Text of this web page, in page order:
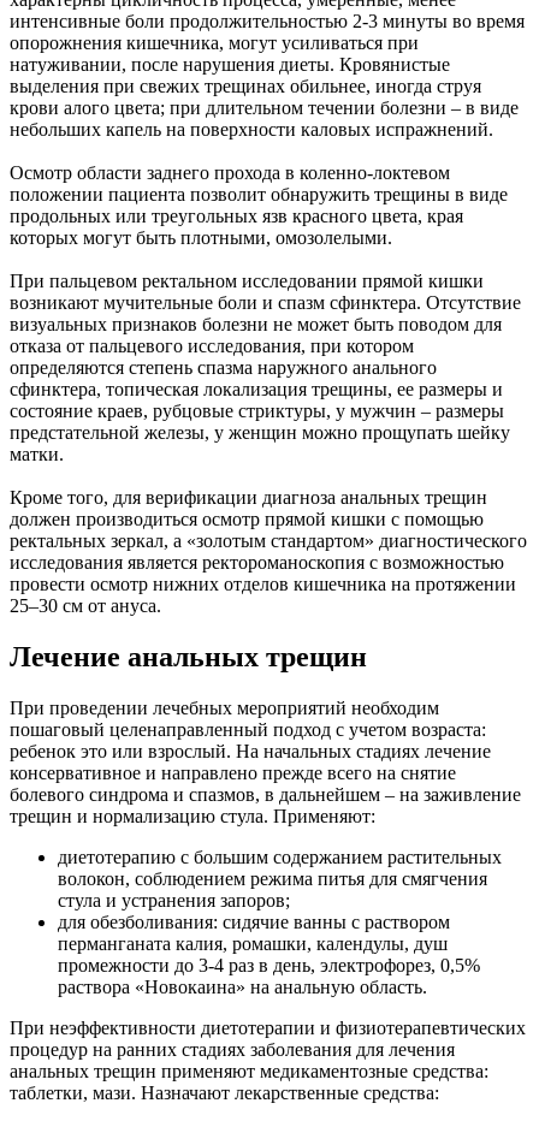
интенсивные боли продолжительностью 2-3 минуты во время
опорожнения кишечника, могут усиливаться при
натуживании, после нарушения диеты. Кровянистые
выделения при свежих трещинах обильнее, иногда струя
крови алого цвета; при длительном течении болезни – в виде
небольших капель на поверхности каловых испражнений.
Осмотр области заднего прохода в коленно-локтевом
положении пациента позволит обнаружить трещины в виде
продольных или треугольных язв красного цвета, края
которых могут быть плотными, омозолелыми.
При пальцевом ректальном исследовании прямой кишки
возникают мучительные боли и спазм сфинктера. Отсутствие
визуальных признаков болезни не может быть поводом для
отказа от пальцевого исследования, при котором
определяются степень спазма наружного анального
сфинктера, топическая локализация трещины, ее размеры и
состояние краев, рубцовые стриктуры, у мужчин – размеры
предстательной железы, у женщин можно прощупать шейку
матки.
Кроме того, для верификации диагноза анальных трещин
должен производиться осмотр прямой кишки с помощью
ректальных зеркал, а «золотым стандартом» диагностического
исследования является ректороманоскопия с возможностью
провести осмотр нижних отделов кишечника на протяжении
25–30 см от ануса.
Лечение анальных трещин
При проведении лечебных мероприятий необходим
пошаговый целенаправленный подход с учетом возраста:
ребенок это или взрослый. На начальных стадиях лечение
консервативное и направлено прежде всего на снятие
болевого синдрома и спазмов, в дальнейшем – на заживление
трещин и нормализацию стула. Применяют:
диетотерапию с большим содержанием растительных
волокон, соблюдением режима питья для смягчения
стула и устранения запоров;
для обезболивания: сидячие ванны с раствором
перманганата калия, ромашки, календулы, душ
промежности до 3-4 раз в день, электрофорез, 0,5%
раствора «Новокаина» на анальную область.
При неэффективности диетотерапии и физиотерапевтических
процедур на ранних стадиях заболевания для лечения
анальных трещин применяют медикаментозные средства:
таблетки, мази. Назначают лекарственные средства: